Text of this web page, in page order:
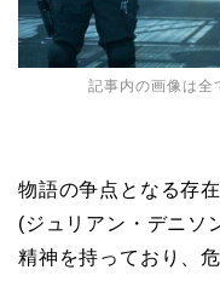
記事内の画像は全
物語の争点となる存在
(ジュリアン・デニソ
精神を持っており、